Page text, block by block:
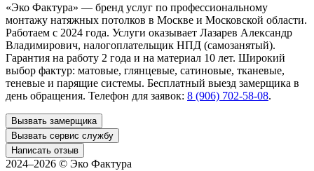
«Эко Фактура» — бренд услуг по профессиональному
монтажу натяжных потолков в Москве и Московской области.
Работаем с 2024 года. Услуги оказывает Лазарев Александр
Владимирович, налогоплательщик НПД (самозанятый).
Гарантия на работу 2 года и на материал 10 лет. Широкий
выбор фактур: матовые, глянцевые, сатиновые, тканевые,
теневые и парящие системы. Бесплатный выезд замерщика в
день обращения. Телефон для заявок: 8 (906) 702-58-08.
Вызвать замерщика
Вызвать сервис службу
Написать отзыв
2024–2026 © Эко Фактура